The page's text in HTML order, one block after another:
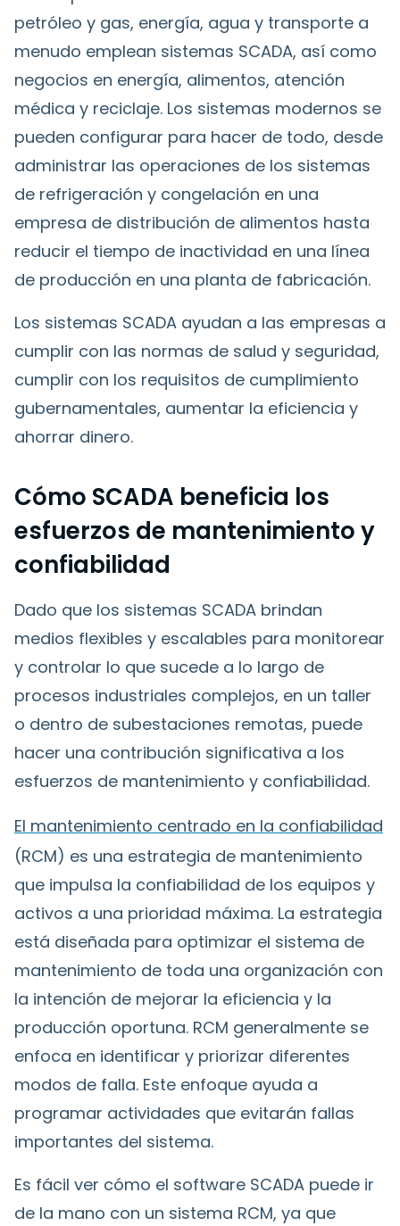
petróleo y gas, energía, agua y transporte a
menudo emplean sistemas SCADA, así como
negocios en energía, alimentos, atención
médica y reciclaje. Los sistemas modernos se
pueden configurar para hacer de todo, desde
administrar las operaciones de los sistemas
de refrigeración y congelación en una
empresa de distribución de alimentos hasta
reducir el tiempo de inactividad en una línea
de producción en una planta de fabricación.
Los sistemas SCADA ayudan a las empresas a
cumplir con las normas de salud y seguridad,
cumplir con los requisitos de cumplimiento
gubernamentales, aumentar la eficiencia y
ahorrar dinero.
Cómo SCADA beneficia los
esfuerzos de mantenimiento y
confiabilidad
Dado que los sistemas SCADA brindan
medios flexibles y escalables para monitorear
y controlar lo que sucede a lo largo de
procesos industriales complejos, en un taller
o dentro de subestaciones remotas, puede
hacer una contribución significativa a los
esfuerzos de mantenimiento y confiabilidad.
El mantenimiento centrado en la confiabilidad
(RCM) es una estrategia de mantenimiento
que impulsa la confiabilidad de los equipos y
activos a una prioridad máxima. La estrategia
está diseñada para optimizar el sistema de
mantenimiento de toda una organización con
la intención de mejorar la eficiencia y la
producción oportuna. RCM generalmente se
enfoca en identificar y priorizar diferentes
modos de falla. Este enfoque ayuda a
programar actividades que evitarán fallas
importantes del sistema.
Es fácil ver cómo el software SCADA puede ir
de la mano con un sistema RCM, ya que